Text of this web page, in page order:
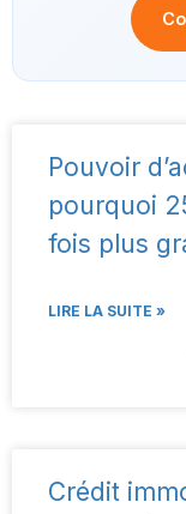
Pouvoir
pourquoi
fois plus
LIRE LA SUITE »
Crédit